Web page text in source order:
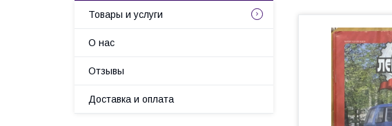
Товары и услуги
О нас
Отзывы
Доставка и оплата